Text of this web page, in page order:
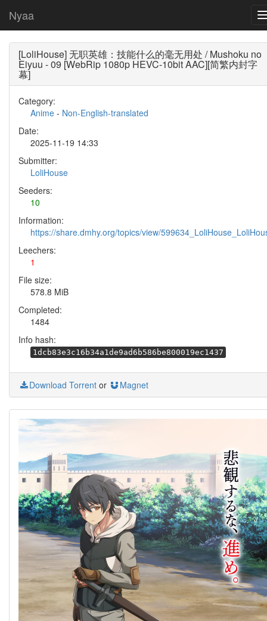
Nyaa
[LoliHouse] 无职英雄：技能什么的毫无用处 / Mushoku no
Eiyuu - 09 [WebRip 1080p HEVC-10bit AAC][简繁内封字
幕]
Category:
Anime - Non-English-translated
Date:
2025-11-19 14:33
Submitter:
LoliHouse
Seeders:
10
Information:
https://share.dmhy.org/topics/view/
Leechers:
1
File size:
578.8 MiB
Completed:
1484
Info hash:
1dcb83e3c16b34a1de9ad6b586be800019ec1437
Download Torrent or Magnet